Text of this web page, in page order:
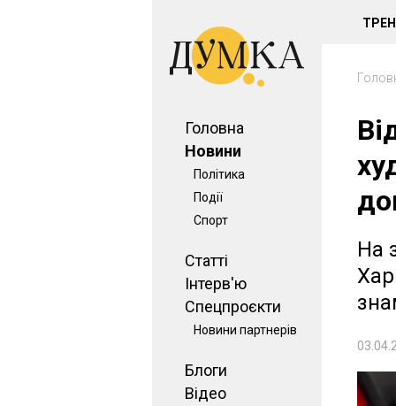
Головна
Новини
Політика
Події
Спорт
Статті
Інтерв'ю
Спецпроєкти
Новини партнерів
Блоги
Відео
На